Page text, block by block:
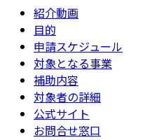
紹介動画
目的
申請スケジュール
対象となる事業
補助内容
対象者の詳細
公式サイト
お問合せ窓口